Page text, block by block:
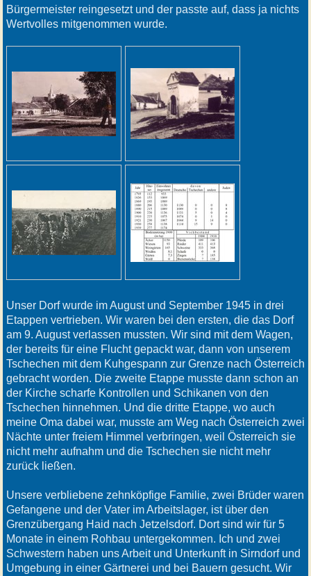
Bürgermeister reingesetzt und der passte auf, dass ja nichts
Wertvolles mitgenommen wurde.
Unser Dorf wurde im August und September 1945 in drei
Etappen vertrieben. Wir waren bei den ersten, die das Dorf
am 9. August verlassen mussten. Wir sind mit dem Wagen,
der bereits für eine Flucht gepackt war, dann von unserem
Tschechen mit dem Kuhgespann zur Grenze nach Österreich
gebracht worden. Die zweite Etappe musste dann schon an
der Kirche scharfe Kontrollen und Schikanen von den
Tschechen hinnehmen. Und die dritte Etappe, wo auch
meine Oma dabei war, musste am Weg nach Österreich zwei
Nächte unter freiem Himmel verbringen, weil Österreich sie
nicht mehr aufnahm und die Tschechen sie nicht mehr
zurück ließen.
Unsere verbliebene zehnköpfige Familie, zwei Brüder waren
Gefangene und der Vater im Arbeitslager, ist über den
Grenzübergang Haid nach Jetzelsdorf. Dort sind wir für 5
Monate in einem Rohbau untergekommen. Ich und zwei
Schwestern haben uns Arbeit und Unterkunft in Sirndorf und
Umgebung in einer Gärtnerei und bei Bauern gesucht. Wir